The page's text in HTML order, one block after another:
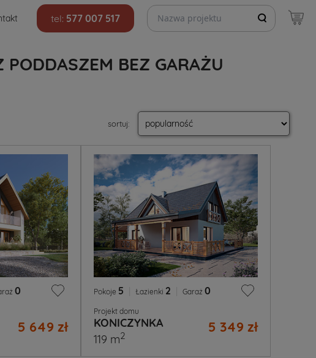
tel: 577 007 517
Szukaj projektów
BEZ GARAŻU
sortuj:
0
5 649 zł
Pokoje 5 Łazienki 2 Garaż 0
Projekt domu
KONICZYNKA 5 349 zł
119 m2